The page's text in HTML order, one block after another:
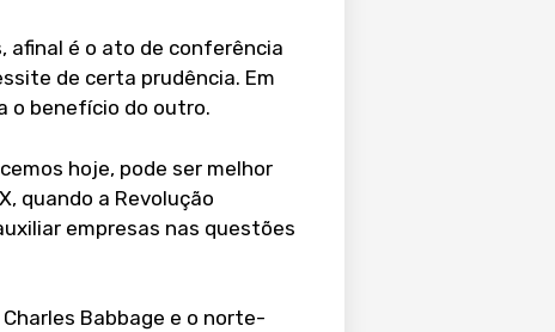
afinal é o ato de conferência
de certa prudência. Em
o benefício do outro.
hoje, pode ser melhor
quando a Revolução
empresas nas questões
Babbage e o norte-